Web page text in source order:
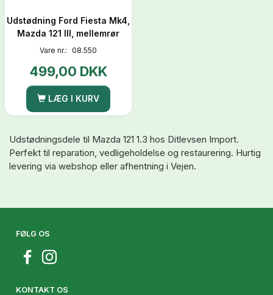
Udstødning Ford Fiesta Mk4,
Mazda 121 III, mellemrør
Vare nr.: 08.550
499,00 DKK
LÆG I KURV
Udstødningsdele til Mazda 121 1.3 hos Ditlevsen Import.
Perfekt til reparation, vedligeholdelse og restaurering. Hurtig
levering via webshop eller afhentning i Vejen.
FØLG OS
KONTAKT OS